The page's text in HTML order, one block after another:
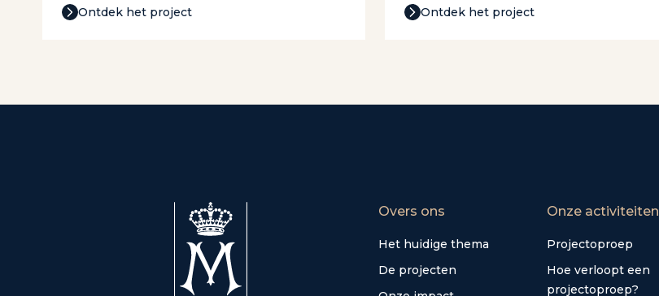
Ontdek het project Ontdek het project
Overs ons
Het huidige thema
De projecten
Onze activiteiten
Projectoproep
Hoe verloopt een
projectoproep?